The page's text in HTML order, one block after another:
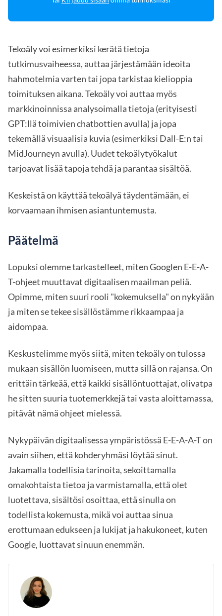
Tekoäly voi esimerkiksi kerätä tietoja
tutkimusvaiheessa, auttaa järjestämään ideoita
hahmotelmia varten tai jopa tarkistaa kielioppia
toimituksen aikana. Tekoäly voi auttaa myös
markkinoinnissa analysoimalla tietoja (erityisesti
GPT:llä toimivien chatbottien avulla) ja jopa
tekemällä visuaalisia kuvia (esimerkiksi Dall-E:n tai
MidJourneyn avulla). Uudet tekoälytyökalut
tarjoavat lisää tapoja tehdä ja parantaa sisältöä.
Keskeistä on käyttää tekoälyä täydentämään, ei
korvaamaan ihmisen asiantuntemusta.
Päätelmä
Lopuksi olemme tarkastelleet, miten Googlen E-E-A-
T-ohjeet muuttavat digitaalisen maailman peliä.
Opimme, miten suuri rooli "kokemuksella" on nykyään
ja miten se tekee sisällöstämme rikkaampaa ja
aidompaa.
Keskustelimme myös siitä, miten tekoäly on tulossa
mukaan sisällön luomiseen, mutta sillä on rajansa. On
erittäin tärkeää, että kaikki sisällöntuottajat, olivatpa
he sitten suuria tuotemerkkejä tai vasta aloittamassa,
pitävät nämä ohjeet mielessä.
Nykypäivän digitaalisessa ympäristössä E-E-A-A-T on
avain siihen, että kohderyhmäsi löytää sinut.
Jakamalla todellisia tarinoita, sekoittamalla
omakohtaista tietoa ja varmistamalla, että olet
luotettava, sisältösi osoittaa, että sinulla on
todellista kokemusta, mikä voi auttaa sinua
erottumaan edukseen ja lukijat ja hakukoneet, kuten
Google, luottavat sinuun enemmän.